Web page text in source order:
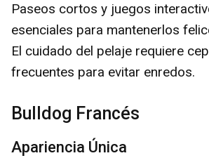
Paseos cortos y juegos
esenciales para mantenerlos
El cuidado del pelaje requiere
frecuentes para evitar enredos.
Bulldog Francés
Apariencia Única